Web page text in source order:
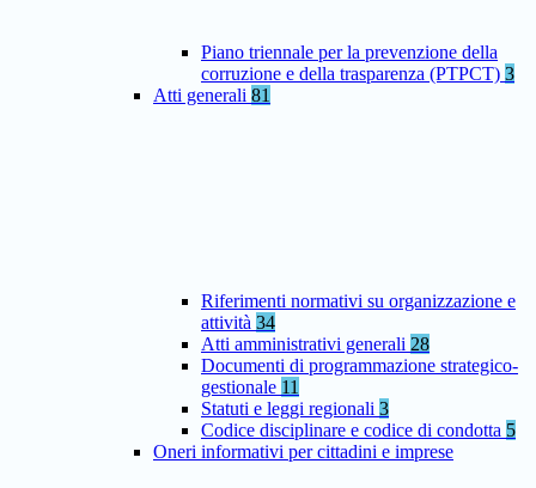
Piano triennale per la prevenzione della
corruzione e della trasparenza (PTPCT) 3
Atti generali 81
Riferimenti normativi su organizzazione e
attività 34
Atti amministrativi generali 28
Documenti di programmazione strategico-
gestionale 11
Statuti e leggi regionali 3
Codice disciplinare e codice di condotta 5
Oneri informativi per cittadini e imprese